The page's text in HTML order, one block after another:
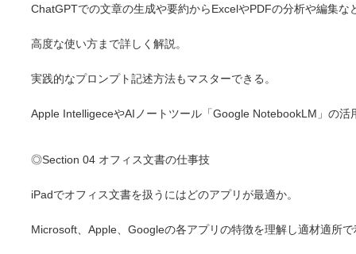
ChatGPTでの文章の生成や要約からExcelやPDFの分析や編集な
高度な使い方まで詳しく解説。
実践的なプロンプト記述方法もマスターできる。
Apple IntelligeceやAIノートツール「Google NotebookLM」の活
◎Section 04 オフィス文書の仕事技
iPadでオフィス文書を扱うにはどのアプリが最適か。
Microsoft、Apple、Googleの各アプリの特徴を理解し適材適所で